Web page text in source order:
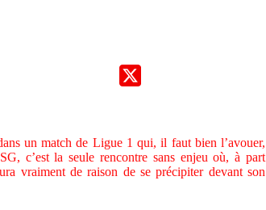
un match de Ligue 1 qui, il faut bien l’avouer,
c’est la seule rencontre sans enjeu où, à part
vraiment de raison de se précipiter devant son